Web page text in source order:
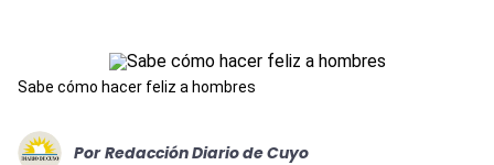
Sabe cómo hacer feliz a hombres
Por Redacción Diario de Cuyo